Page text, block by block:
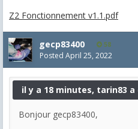
Z2 Fonctionnement v1.1.pdf
gecp83400 58
Posted April 25, 2022
il y a 18 minutes, tarin83 a
Bonjour gecp83400,